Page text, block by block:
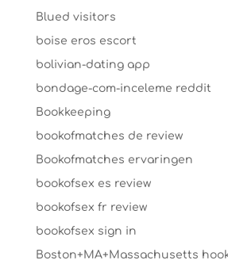
Blued visitors
boise eros escort
bolivian-dating app
bondage-com-inceleme reddit
Bookkeeping
bookofmatches de review
Bookofmatches ervaringen
bookofsex es review
bookofsex fr review
bookofsex sign in
Boston+MA+Massachusetts